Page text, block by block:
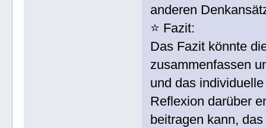
anderen
⭐️ Fazit:
Das Fazit könnte
zusammenfassen
und das
Reflexion darüber
beitragen kann,